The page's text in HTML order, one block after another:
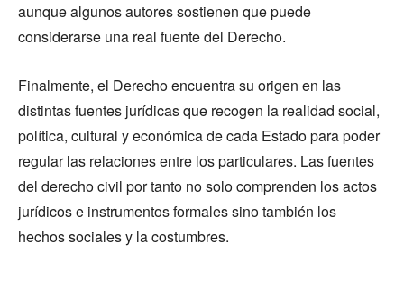
aunque algunos autores sostienen que puede
considerarse una real fuente del Derecho.
Finalmente, el Derecho encuentra su origen en las
distintas fuentes jurídicas que recogen la realidad social,
política, cultural y económica de cada Estado para poder
regular las relaciones entre los particulares. Las fuentes
del derecho civil por tanto no solo comprenden los actos
jurídicos e instrumentos formales sino también los
hechos sociales y la costumbres.